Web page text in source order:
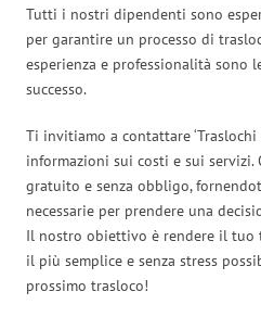
Tutti i nostri dipendenti sono
per garantire un processo di
esperienza e professionalità sono
successo.
Ti invitiamo a contattare
informazioni sui costi e sui
gratuito e senza obbligo,
necessarie per prendere una
Il nostro obiettivo è rendere il tuo
il più semplice e senza stress
prossimo trasloco!